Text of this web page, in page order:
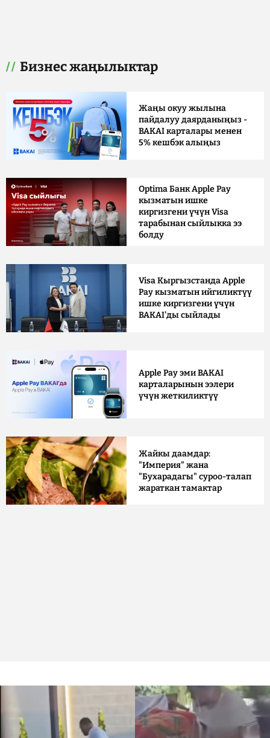
Бизнес жаңылыктар
Жаңы окуу жылына
пайдалуу даярданыңыз -
BAKAI карталары менен
5% кешбэк алыңыз
Optima Банк Apple Pay
кызматын ишке
киргизгени үчүн Visa
тарабынан сыйлыкка ээ
болду
Visa Кыргызстанда Apple
Pay кызматын ийгиликтүү
ишке киргизгени үчүн
BAKAI'ды сыйлады
Apple Pay эми BAKAI
карталарынын ээлери
үчүн жеткиликтүү
Жайкы даамдар:
"Империя" жана
"Бухарадагы" суроо-талап
жараткан тамактар